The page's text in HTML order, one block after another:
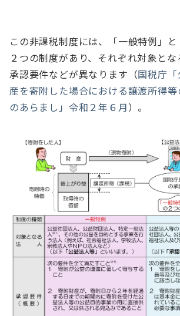
この非課税制度には、「一般特例」
２つの制度があり、それぞれ対象と
承認要件などが異なります（国税庁
産を寄附した場合における譲渡所得
のあらまし」令和２年６月）。